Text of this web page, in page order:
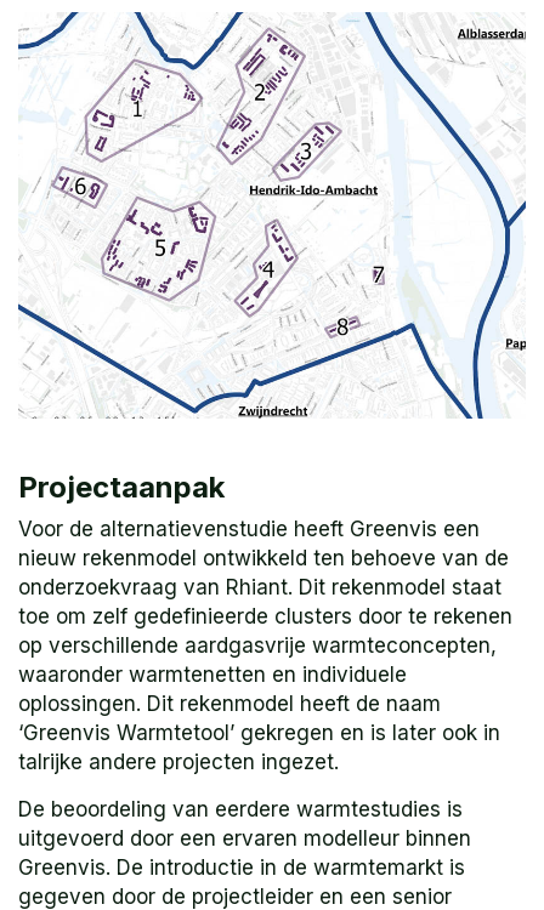
Projectaanpak
Voor de alternatievenstudie heeft Greenvis een
nieuw rekenmodel ontwikkeld ten behoeve van de
onderzoekvraag van Rhiant. Dit rekenmodel staat
toe om zelf gedefinieerde clusters door te rekenen
op verschillende aardgasvrije warmteconcepten,
waaronder warmtenetten en individuele
oplossingen. Dit rekenmodel heeft de naam
‘Greenvis Warmtetool’ gekregen en is later ook in
talrijke andere projecten ingezet.
De beoordeling van eerdere warmtestudies is
uitgevoerd door een ervaren modelleur binnen
Greenvis. De introductie in de warmtemarkt is
gegeven door de projectleider en een senior